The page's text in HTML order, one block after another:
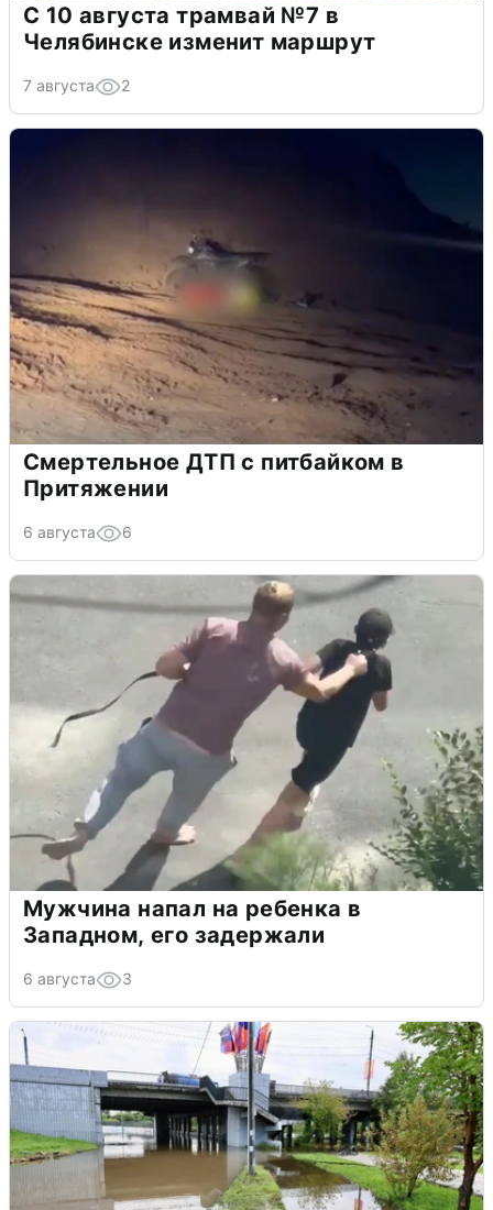
С 10 августа трамвай №7 в
Челябинске изменит маршрут
7 августа 2
Смертельное ДТП с питбайком в
Притяжении
6 августа 6
Мужчина напал на ребенка в
Западном, его задержали
6 августа 3